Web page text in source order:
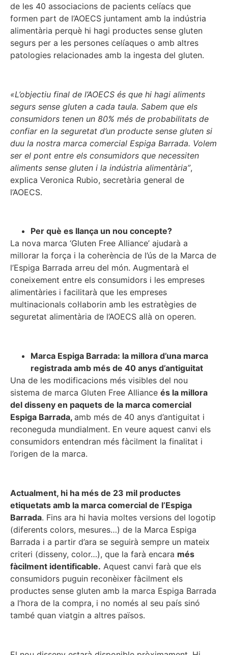
de les 40 associacions de pacients celíacs que
formen part de l’AOECS juntament amb la indústria
alimentària perquè hi hagi productes sense gluten
segurs per a les persones celíaques o amb altres
patologies relacionades amb la ingesta del gluten.
«L’objectiu final de l’AOECS és que hi hagi aliments
segurs sense gluten a cada taula. Sabem que els
consumidors tenen un 80% més de probabilitats de
confiar en la seguretat d’un producte sense gluten si
duu la nostra marca comercial Espiga Barrada. Volem
ser el pont entre els consumidors que necessiten
aliments sense gluten i la indústria alimentària”,
explica Veronica Rubio, secretària general de
l’AOECS.
Per què es llança un nou concepte?
La nova marca ‘Gluten Free Alliance’ ajudarà a
millorar la força i la coherència de l’ús de la Marca de
l’Espiga Barrada arreu del món. Augmentarà el
coneixement entre els consumidors i les empreses
alimentàries i facilitarà que les empreses
multinacionals col·laborin amb les estratègies de
seguretat alimentària de l’AOECS allà on operen.
Marca Espiga Barrada: la millora d’una marca
registrada amb més de 40 anys d’antiguitat
Una de les modificacions més visibles del nou
sistema de marca Gluten Free Alliance és la millora
del disseny en paquets de la marca comercial
Espiga Barrada, amb més de 40 anys d’antiguitat i
reconeguda mundialment. En veure aquest canvi els
consumidors entendran més fàcilment la finalitat i
l’origen de la marca.
Actualment, hi ha més de 23 mil productes
etiquetats amb la marca comercial de l’Espiga
Barrada. Fins ara hi havia moltes versions del logotip
(diferents colors, mesures…) de la Marca Espiga
Barrada i a partir d’ara se seguirà sempre un mateix
criteri (disseny, color…), que la farà encara més
fàcilment identificable. Aquest canvi farà que els
consumidors puguin reconèixer fàcilment els
productes sense gluten amb la marca Espiga Barrada
a l’hora de la compra, i no només al seu país sinó
també quan viatgin a altres països.